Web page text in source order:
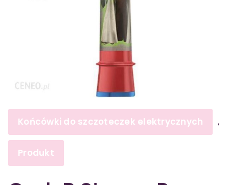
Końcówki do szczoteczek elektrycznych ,
Produkt